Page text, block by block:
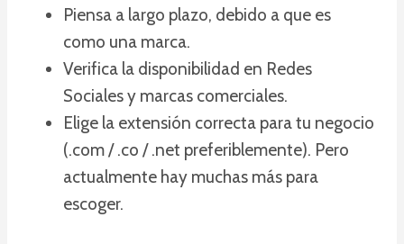
Piensa a largo plazo, debido a que es
como una marca.
Verifica la disponibilidad en Redes
Sociales y marcas comerciales.
Elige la extensión correcta para tu negocio
(.com / .co / .net preferiblemente). Pero
actualmente hay muchas más para
escoger.